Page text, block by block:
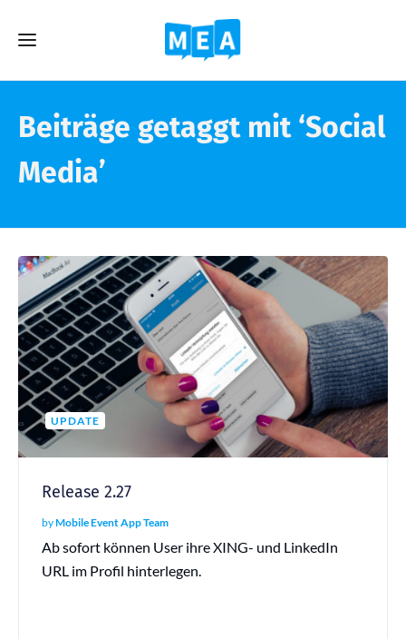
Beiträge getaggt mit ‘Social
Media’
UPDATE
Release 2.27
byMobile Event App Team
Ab sofort können User ihre XING- und LinkedIn
URL im Profil hinterlegen.